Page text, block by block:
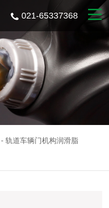
021-65337368
- 轨道车辆门机构润滑脂